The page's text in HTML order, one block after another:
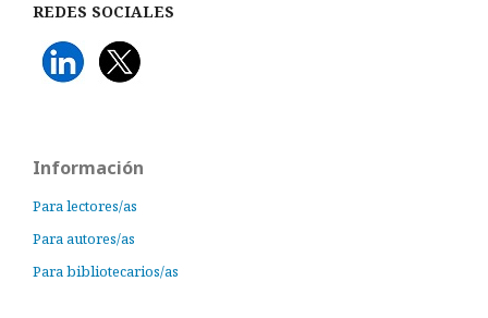
REDES SOCIALES
Información
Para lectores/as
Para autores/as
Para bibliotecarios/as